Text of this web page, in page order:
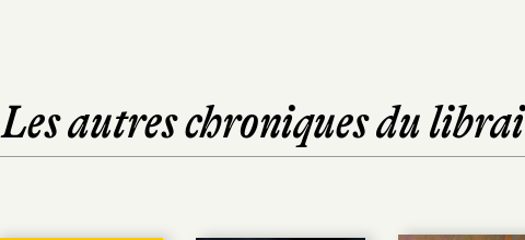
Les autres chroniques du